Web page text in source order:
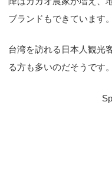
ブランドもできています。
台湾を訪れる日本人観光
る方も多いのだそうです。